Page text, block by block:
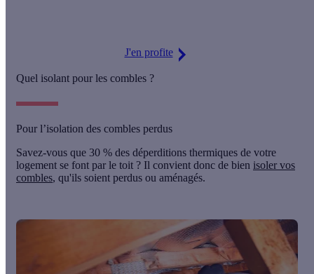
J'en profite
Quel isolant pour les combles ?
Pour l’isolation des combles perdus
Savez-vous que 30 % des déperditions thermiques de votre
logement se font par le toit ? Il convient donc de bien isoler vos
combles, qu'ils soient perdus ou aménagés.